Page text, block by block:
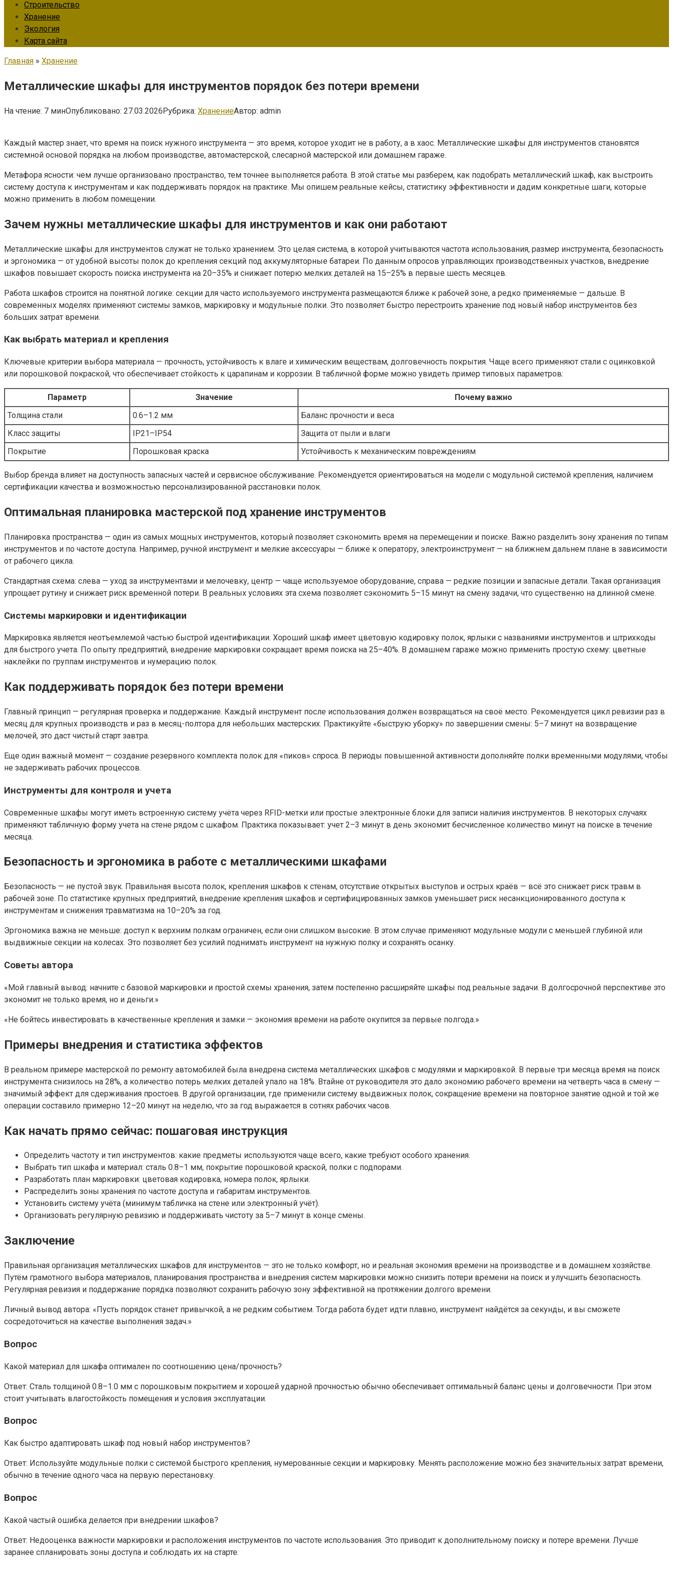
Строительство
Хранение
Экология
Карта сайта
Главная » Хранение
Металлические шкафы для инструментов порядок без потери времени
На чтение: 7 минОпубликовано: 27.03.2026Рубрика: ХранениеАвтор: admin
Каждый мастер знает, что время на поиск нужного инструмента — это время, которое уходит не в работу, а в хаос. Металлические шкафы для инструментов становятся
системной основой порядка на любом производстве, автомастерской, слесарной мастерской или домашнем гараже.
Метафора ясности: чем лучше организовано пространство, тем точнее выполняется работа. В этой статье мы разберем, как подобрать металлический шкаф, как выстроить
систему доступа к инструментам и как поддерживать порядок на практике. Мы опишем реальные кейсы, статистику эффективности и дадим конкретные шаги, которые
можно применить в любом помещении.
Зачем нужны металлические шкафы для инструментов и как они работают
Металлические шкафы для инструментов служат не только хранением. Это целая система, в которой учитываются частота использования, размер инструмента, безопасность
и эргономика — от удобной высоты полок до крепления секций под аккумуляторные батареи. По данным опросов управляющих производственных участков, внедрение
шкафов повышает скорость поиска инструмента на 20–35% и снижает потерю мелких деталей на 15–25% в первые шесть месяцев.
Работа шкафов строится на понятной логике: секции для часто используемого инструмента размещаются ближе к рабочей зоне, а редко применяемые — дальше. В
современных моделях применяют системы замков, маркировку и модульные полки. Это позволяет быстро перестроить хранение под новый набор инструментов без
больших затрат времени.
Как выбрать материал и крепления
Ключевые критерии выбора материала — прочность, устойчивость к влаге и химическим веществам, долговечность покрытия. Чаще всего применяют стали с оцинковкой
или порошковой покраской, что обеспечивает стойкость к царапинам и коррозии. В табличной форме можно увидеть пример типовых параметров:
Параметр Значение
Почему важно
Толщина стали
0.6–1.2 мм
Баланс прочности и веса
Класс защиты
IP21–IP54
Защита от пыли и влаги
Покрытие
Порошковая краска Устойчивость к механическим повреждениям
Выбор бренда влияет на доступность запасных частей и сервисное обслуживание. Рекомендуется ориентироваться на модели с модульной системой крепления, наличием
сертификации качества и возможностью персонализированной расстановки полок.
Оптимальная планировка мастерской под хранение инструментов
Планировка пространства — один из самых мощных инструментов, который позволяет сэкономить время на перемещении и поиске. Важно разделить зону хранения по типам
инструментов и по частоте доступа. Например, ручной инструмент и мелкие аксессуары — ближе к оператору, электроинструмент — на ближнем дальнем плане в зависимости
от рабочего цикла.
Стандартная схема: слева — уход за инструментами и мелочевку, центр — чаще используемое оборудование, справа — редкие позиции и запасные детали. Такая организация
упрощает рутину и снижает риск временной потери. В реальных условиях эта схема позволяет сэкономить 5–15 минут на смену задачи, что существенно на длинной смене.
Системы маркировки и идентификации
Маркировка является неотъемлемой частью быстрой идентификации. Хороший шкаф имеет цветовую кодировку полок, ярлыки с названиями инструментов и штрихкоды
для быстрого учета. По опыту предприятий, внедрение маркировки сокращает время поиска на 25–40%. В домашнем гараже можно применить простую схему: цветные
наклейки по группам инструментов и нумерацию полок.
Как поддерживать порядок без потери времени
Главный принцип — регулярная проверка и поддержание. Каждый инструмент после использования должен возвращаться на своё место. Рекомендуется цикл ревизии раз в
месяц для крупных производств и раз в месяц-полтора для небольших мастерских. Практикуйте «быструю уборку» по завершении смены: 5–7 минут на возвращение
мелочей, это даст чистый старт завтра.
Еще один важный момент — создание резервного комплекта полок для «пиков» спроса. В периоды повышенной активности дополняйте полки временными модулями, чтобы
не задерживать рабочих процессов.
Инструменты для контроля и учета
Современные шкафы могут иметь встроенную систему учёта через RFID-метки или простые электронные блоки для записи наличия инструментов. В некоторых случаях
применяют табличную форму учета на стене рядом с шкафом. Практика показывает: учет 2–3 минут в день экономит бесчисленное количество минут на поиске в течение
месяца.
Безопасность и эргономика в работе с металлическими шкафами
Безопасность — не пустой звук. Правильная высота полок, крепления шкафов к стенам, отсутствие открытых выступов и острых краёв — всё это снижает риск травм в
рабочей зоне. По статистике крупных предприятий, внедрение крепления шкафов и сертифицированных замков уменьшает риск несанкционированного доступа к
инструментам и снижения травматизма на 10–20% за год.
Эргономика важна не меньше: доступ к верхним полкам ограничен, если они слишком высокие. В этом случае применяют модульные модули с меньшей глубиной или
выдвижные секции на колесах. Это позволяет без усилий поднимать инструмент на нужную полку и сохранять осанку.
Советы автора
«Мой главный вывод: начните с базовой маркировки и простой схемы хранения, затем постепенно расширяйте шкафы под реальные задачи. В долгосрочной перспективе это
экономит не только время, но и деньги.»
«Не бойтесь инвестировать в качественные крепления и замки — экономия времени на работе окупится за первые полгода.»
Примеры внедрения и статистика эффектов
В реальном примере мастерской по ремонту автомобилей была внедрена система металлических шкафов с модулями и маркировкой. В первые три месяца время на поиск
инструмента снизилось на 28%, а количество потерь мелких деталей упало на 18%. Втайне от руководителя это дало экономию рабочего времени на четверть часа в смену —
значимый эффект для сдерживания простоев. В другой организации, где применили систему выдвижных полок, сокращение времени на повторное занятие одной и той же
операции составило примерно 12–20 минут на неделю, что за год выражается в сотнях рабочих часов.
Как начать прямо сейчас: пошаговая инструкция
Определить частоту и тип инструментов: какие предметы используются чаще всего, какие требуют особого хранения.
Выбрать тип шкафа и материал: сталь 0.8–1 мм, покрытие порошковой краской, полки с подпорами.
Разработать план маркировки: цветовая кодировка, номера полок, ярлыки.
Распределить зоны хранения по частоте доступа и габаритам инструментов.
Установить систему учёта (минимум табличка на стене или электронный учёт).
Организовать регулярную ревизию и поддерживать чистоту за 5–7 минут в конце смены.
Заключение
Правильная организация металлических шкафов для инструментов — это не только комфорт, но и реальная экономия времени на производстве и в домашнем хозяйстве.
Путём грамотного выбора материалов, планирования пространства и внедрения систем маркировки можно снизить потери времени на поиск и улучшить безопасность.
Регулярная ревизия и поддержание порядка позволяют сохранить рабочую зону эффективной на протяжении долгого времени.
Личный вывод автора: «Пусть порядок станет привычкой, а не редким событием. Тогда работа будет идти плавно, инструмент найдётся за секунды, и вы сможете
сосредоточиться на качестве выполнения задач.»
Вопрос
Какой материал для шкафа оптимален по соотношению цена/прочность?
Ответ: Сталь толщиной 0.8–1.0 мм с порошковым покрытием и хорошей ударной прочностью обычно обеспечивает оптимальный баланс цены и долговечности. При этом
стоит учитывать влагостойкость помещения и условия эксплуатации.
Вопрос
Как быстро адаптировать шкаф под новый набор инструментов?
Ответ: Используйте модульные полки с системой быстрого крепления, нумерованные секции и маркировку. Менять расположение можно без значительных затрат времени,
обычно в течение одного часа на первую перестановку.
Вопрос
Какой частый ошибка делается при внедрении шкафов?
Ответ: Недооценка важности маркировки и расположения инструментов по частоте использования. Это приводит к дополнительному поиску и потере времени. Лучше
заранее спланировать зоны доступа и соблюдать их на старте.